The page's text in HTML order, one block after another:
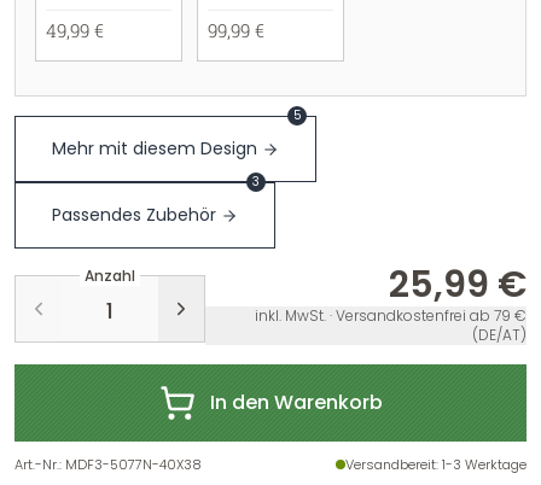
49,99 € 99,99 €
Mehr mit diesem Design
5
Passendes Zubehör
3
Anzahl 25,99 €
inkl. MwSt. · Versandkostenfrei ab 79 €
(DE/AT)
In den Warenkorb
Art.-Nr.: MDF3-5077N-40X38 Versandbereit: 1-3 Werktage